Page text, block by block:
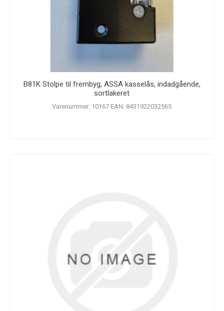
B81K Stolpe til frembyg, ASSA kasselås, indadgående,
sortlakeret
Varenummer: 10167 EAN: 8431922032565